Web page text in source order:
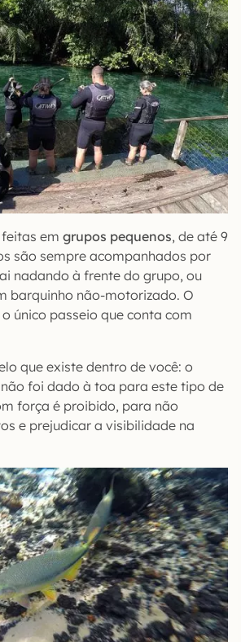
em grupos pequenos, de até 9
são sempre acompanhados por
nadando à frente do grupo, ou
barquinho não-motorizado. O
único passeio que conta com
que existe dentro de você: o
foi dado à toa para este tipo de
força é proibido, para não
e prejudicar a visibilidade na